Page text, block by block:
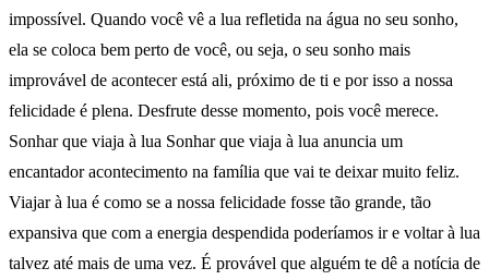
impossível. Quando você vê a lua refletida na água no seu sonho,
ela se coloca bem perto de você, ou seja, o seu sonho mais
improvável de acontecer está ali, próximo de ti e por isso a nossa
felicidade é plena. Desfrute desse momento, pois você merece.
Sonhar que viaja à lua Sonhar que viaja à lua anuncia um
encantador acontecimento na família que vai te deixar muito feliz.
Viajar à lua é como se a nossa felicidade fosse tão grande, tão
expansiva que com a energia despendida poderíamos ir e voltar à lua
talvez até mais de uma vez. É provável que alguém te dê a notícia de